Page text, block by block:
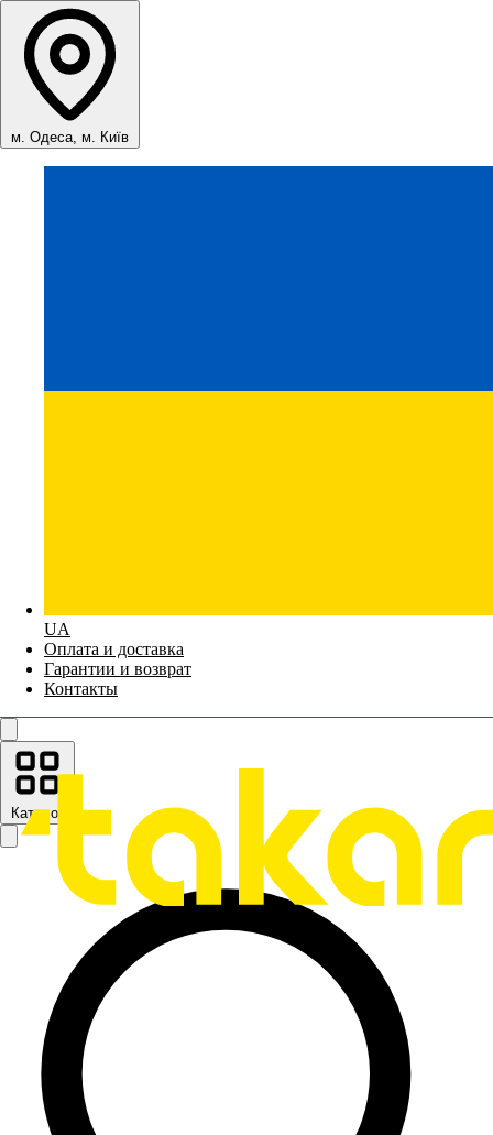
м. Одеса, м. Київ
UA
Оплата и доставка
Гарантии и возврат
Контакты
Каталог